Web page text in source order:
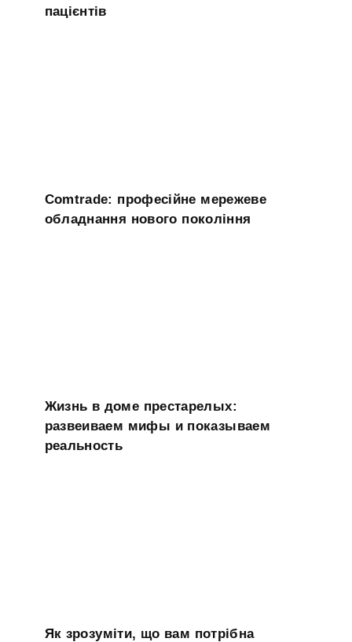
пацієнтів
Comtrade: професійне мережеве
обладнання нового покоління
Жизнь в доме престарелых:
развеиваем мифы и показываем
реальность
Як зрозуміти, що вам потрібна